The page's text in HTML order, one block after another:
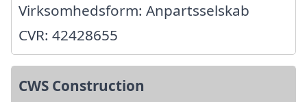
Virksomhedsform: Anpartsselskab
CVR: 42428655
CWS Construction